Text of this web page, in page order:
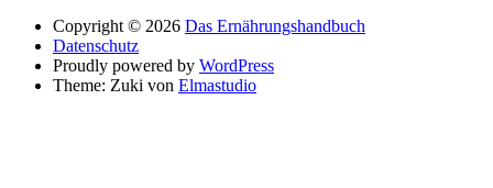
Copyright © 2026 Das Ernährungshandbuch
Datenschutz
Proudly powered by WordPress
Theme: Zuki von Elmastudio